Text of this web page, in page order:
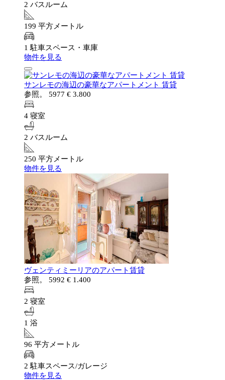
2 バスルーム
199 平方メートル
1 駐車スペース・車庫
物件を見る
サンレモの海辺の豪華なアパートメント 賃貸
参照。 5977 € 3.800
4 寝室
2 バスルーム
250 平方メートル
物件を見る
ヴェンティミーリアのアパート賃貸
参照。 5992 € 1.400
2 寝室
1 浴
96 平方メートル
2 駐車スペース/ガレージ
物件を見る